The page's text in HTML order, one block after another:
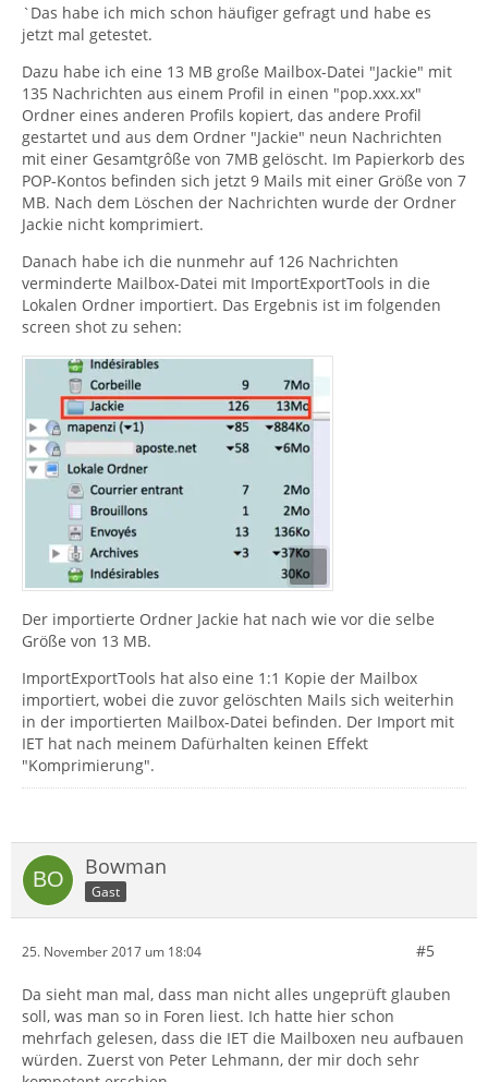
`Das habe ich mich schon häufiger gefragt und habe es
jetzt mal getestet.
Dazu habe ich eine 13 MB große Mailbox-Datei "Jackie" mit
135 Nachrichten aus einem Profil in einen "pop.xxx.xx"
Ordner eines anderen Profils kopiert, das andere Profil
gestartet und aus dem Ordner "Jackie" neun Nachrichten
mit einer Gesamtgrôße von 7MB gelöscht. Im Papierkorb des
POP-Kontos befinden sich jetzt 9 Mails mit einer Größe von 7
MB. Nach dem Löschen der Nachrichten wurde der Ordner
Jackie nicht komprimiert.
Danach habe ich die nunmehr auf 126 Nachrichten
verminderte Mailbox-Datei mit ImportExportTools in die
Lokalen Ordner importiert. Das Ergebnis ist im folgenden
screen shot zu sehen:
Der importierte Ordner Jackie hat nach wie vor die selbe
Größe von 13 MB.
ImportExportTools hat also eine 1:1 Kopie der Mailbox
importiert, wobei die zuvor gelöschten Mails sich weiterhin
in der importierten Mailbox-Datei befinden. Der Import mit
IET hat nach meinem Dafürhalten keinen Effekt
"Komprimierung".
Bowman
Gast
25. November 2017 um 18:04 #5
Da sieht man mal, dass man nicht alles ungeprüft glauben
soll, was man so in Foren liest. Ich hatte hier schon
mehrfach gelesen, dass die IET die Mailboxen neu aufbauen
würden. Zuerst von Peter Lehmann, der mir doch sehr